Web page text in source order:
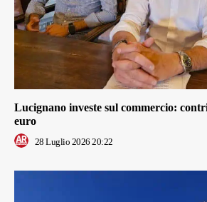
Lucignano investe sul commercio:
euro
28 Luglio 2026 20:22